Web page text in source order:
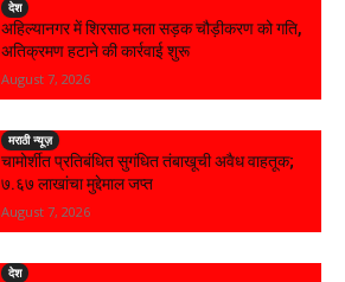
देश
अहिल्यानगर में शिरसाठ मला सड़क चौड़ीकरण को गति,
अतिक्रमण हटाने की कार्रवाई शुरू
August 7, 2026
मराठी न्यूज़
चामोर्शीत प्रतिबंधित सुगंधित तंबाखूची अवैध वाहतूक;
₹७.६७ लाखांचा मुद्देमाल जप्त
August 7, 2026
देश